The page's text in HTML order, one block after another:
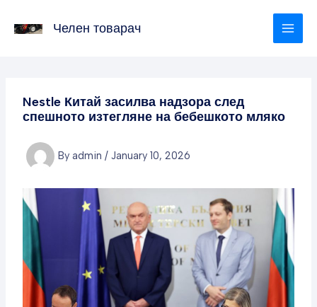
Челен товарач
Nestle Китай засилва надзора след
спешното изтегляне на бебешкото мляко
By admin / January 10, 2026